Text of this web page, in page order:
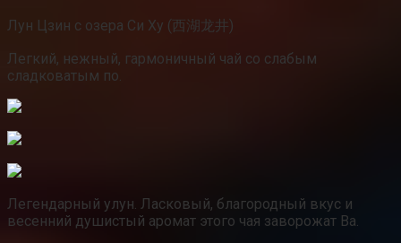
Лун Цзин с озера Си Ху (西湖龙井)
Легкий, нежный, гармоничный чай со слабым
сладковатым по.
Легендарный улун. Ласковый, благородный вкус и
весенний душистый аромат этого чая заворожат Ва.